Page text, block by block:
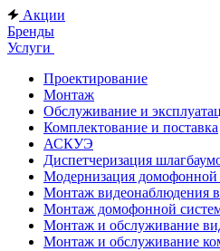
Акции
Бренды
Услуги
Проектирование
Монтаж
Обслуживание и
Комплектование и поставка
АСКУЭ
Диспетчеризация
Модернизация домофонной
Монтаж видеонаблюдения
Монтаж домофонной
Монтаж и обслуживание
Монтаж и обслуживание